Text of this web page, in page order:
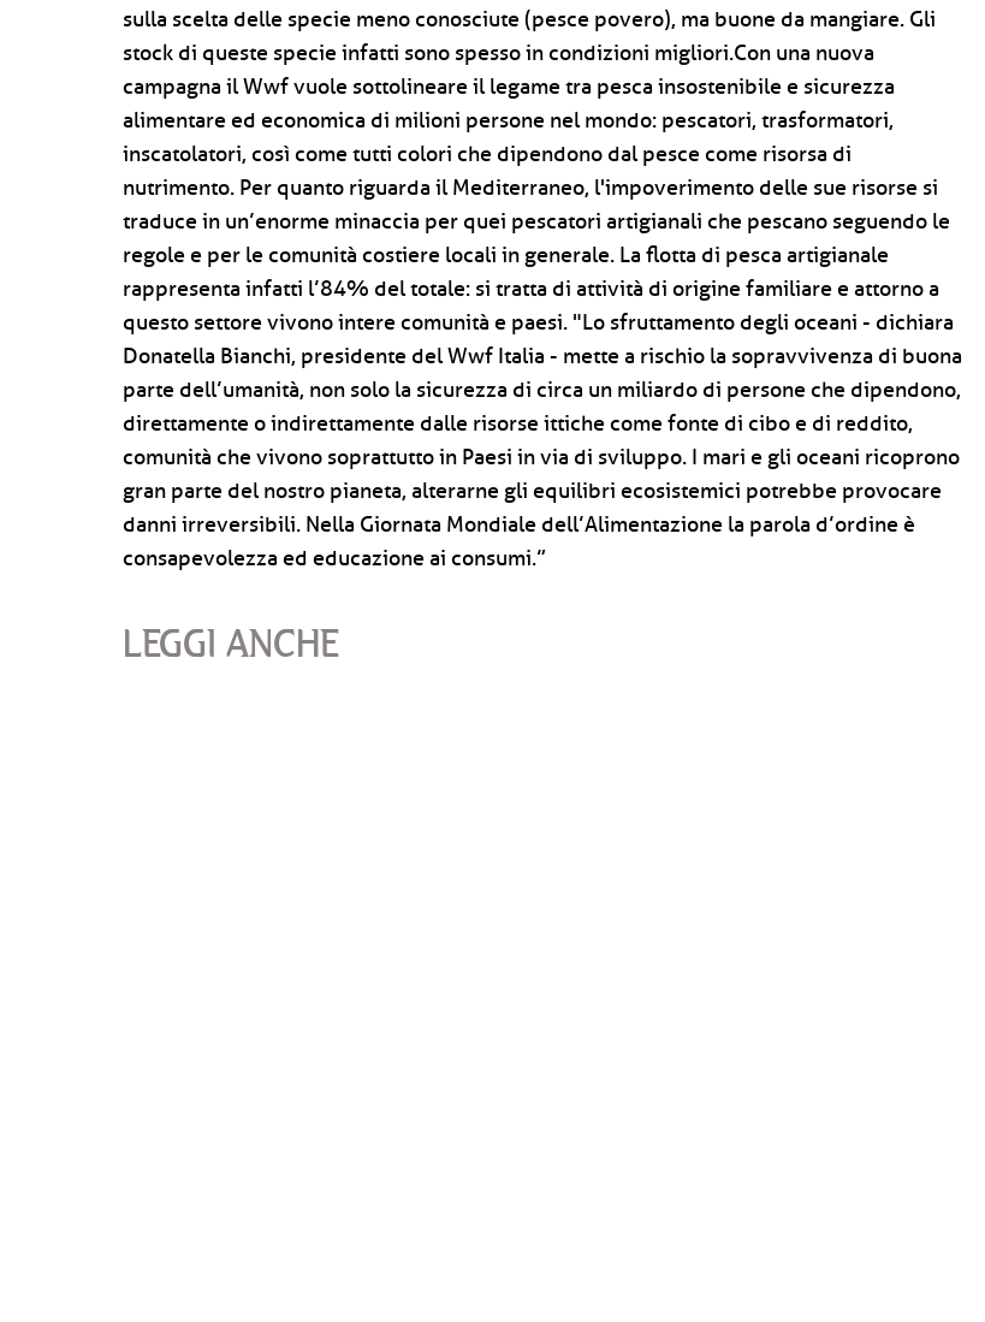
sulla scelta delle specie meno conosciute (pesce povero), ma buone da mangiare. Gli
stock di queste specie infatti sono spesso in condizioni migliori.Con una nuova
campagna il Wwf vuole sottolineare il legame tra pesca insostenibile e sicurezza
alimentare ed economica di milioni persone nel mondo: pescatori, trasformatori,
inscatolatori, così come tutti colori che dipendono dal pesce come risorsa di
nutrimento. Per quanto riguarda il Mediterraneo, l'impoverimento delle sue risorse si
traduce in un’enorme minaccia per quei pescatori artigianali che pescano seguendo le
regole e per le comunità costiere locali in generale. La flotta di pesca artigianale
rappresenta infatti l’84% del totale: si tratta di attività di origine familiare e attorno a
questo settore vivono intere comunità e paesi. "Lo sfruttamento degli oceani - dichiara
Donatella Bianchi, presidente del Wwf Italia - mette a rischio la sopravvivenza di buona
parte dell’umanità, non solo la sicurezza di circa un miliardo di persone che dipendono,
direttamente o indirettamente dalle risorse ittiche come fonte di cibo e di reddito,
comunità che vivono soprattutto in Paesi in via di sviluppo. I mari e gli oceani ricoprono
gran parte del nostro pianeta, alterarne gli equilibri ecosistemici potrebbe provocare
danni irreversibili. Nella Giornata Mondiale dell’Alimentazione la parola d’ordine è
consapevolezza ed educazione ai consumi.”
LEGGI ANCHE